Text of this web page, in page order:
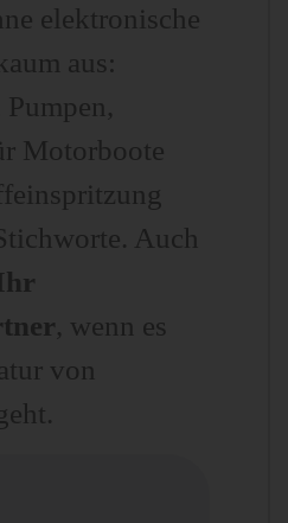
elektronische
aus:
Motorboote
Auch
, wenn es
von